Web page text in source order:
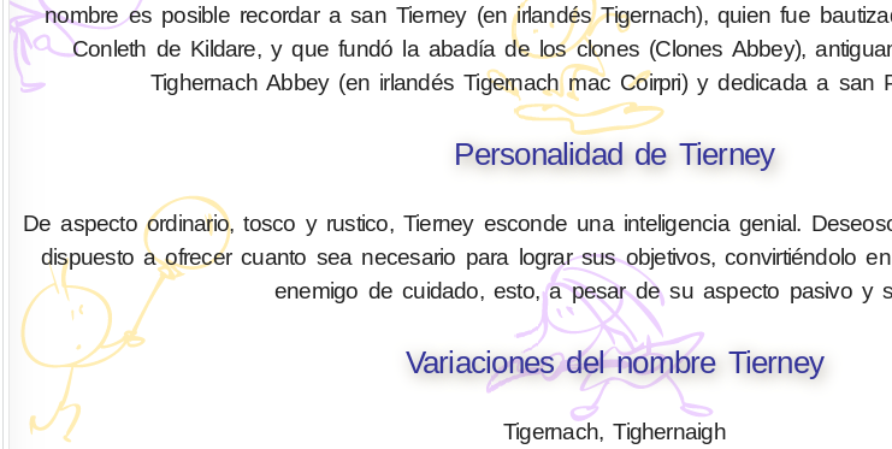
nombre es posible recordar a san Tierney (en irlandés Tigernach), quien fue
Conleth de Kildare, y que fundó la abadía de los clones (Clones Abbey),
Tighernach Abbey (en irlandés Tigernach mac Coirpri) y dedicada a san
Personalidad de Tierney
De aspecto ordinario, tosco y rustico, Tierney esconde una inteligencia genial.
dispuesto a ofrecer cuanto sea necesario para lograr sus objetivos, convirtiéndolo
enemigo de cuidado, esto, a pesar de su aspecto pasivo y
Variaciones del nombre Tierney
Tigernach, Tighernaigh